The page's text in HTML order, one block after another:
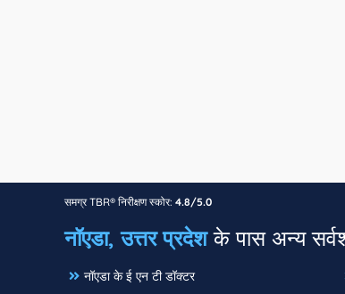
समग्र TBR® निरीक्षण स्कोर: 4.8/5.0
नॉएडा, उत्तर प्रदेशके पास अन्य
नॉएडा के ई एन टी डॉक्टर